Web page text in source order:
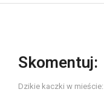
Skomentuj:
Dzikie kaczki w